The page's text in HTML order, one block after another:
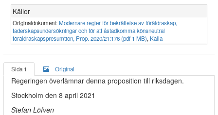
Källor
Originaldokument:Modernare regler för bekräftelse av föräldraskap,
faderskapsundersökningar och för att åstadkomma könsneutral
föräldraskapspresumtion, Prop. 2020/21:176 (pdf 1 MB), Källa
Sida 1 Original
Regeringen överlämnar denna proposition till riksdagen.
Stockholm den 8 april 2021
Stefan Löfven